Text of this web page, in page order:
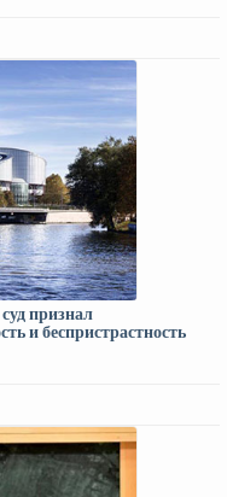
признал
и беспристрастность